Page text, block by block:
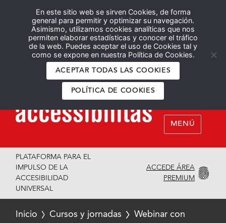
En este sitio web se sirven Cookies, de forma
general para permitir y optimizar su navegación.
Asimismo, utilizamos cookies analíticas que nos
permiten elaborar estadísticas y conocer el tráfico
de la web. Puedes aceptar el uso de Cookies tal y
como se expone en nuestra Política de Cookies.
ACEPTAR TODAS LAS COOKIES
POLÍTICA DE COOKIES
Español English
MENÚ
PLATAFORMA PARA EL
IMPULSO DE LA
ACCESIBILIDAD
UNIVERSAL
ACCEDE ÁREA
PREMIUM
Inicio Cursos y jornadas
Webinar con